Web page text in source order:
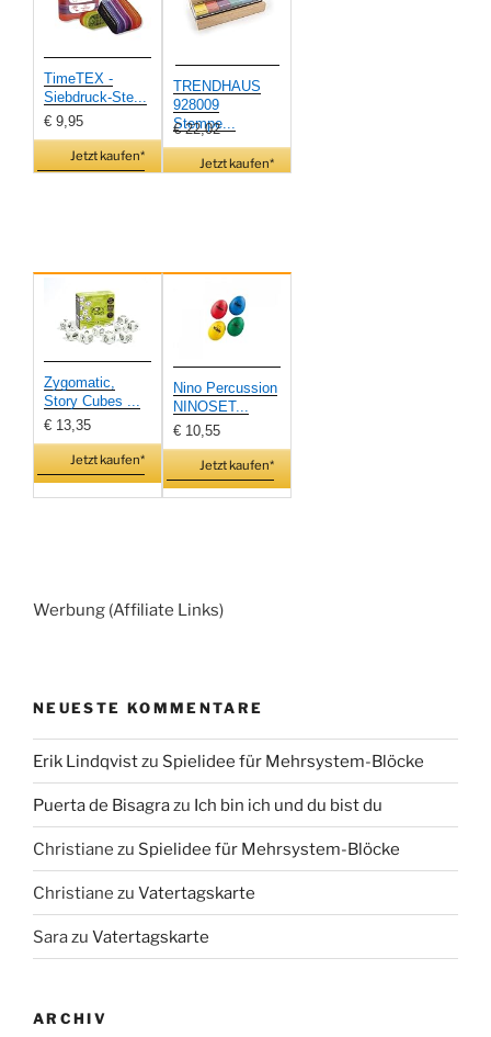
TimeTEX -
Siebdruck-Ste...
€ 9,95
Jetzt kaufen*
TRENDHAUS
928009
Stempe...
€ 22,02
Jetzt kaufen*
Zygomatic,
Story Cubes ...
€ 13,35
Jetzt kaufen*
Nino Percussion
NINOSET...
€ 10,55
Jetzt kaufen*
Werbung (Affiliate Links)
NEUESTE KOMMENTARE
Erik Lindqvistzu Spielidee für Mehrsystem-Blöcke
Puerta de Bisagrazu Ich bin ich und du bist du
Christiane zu Spielidee für Mehrsystem-Blöcke
Christiane zu Vatertagskarte
Sarazu Vatertagskarte
ARCHIV